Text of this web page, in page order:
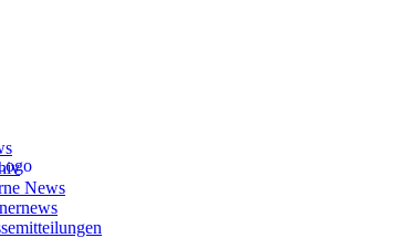
News